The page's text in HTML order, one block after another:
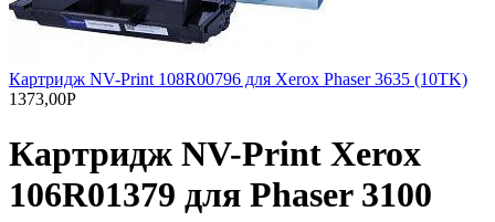
Картридж NV-Print 108R00796 для Xerox Phaser 3635 (10TK)
1373,00Р
Картридж NV-Print Xerox
106R01379 для Phaser 3100